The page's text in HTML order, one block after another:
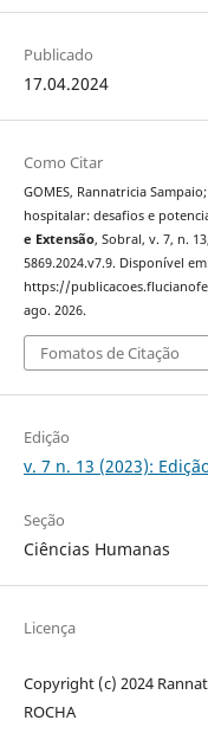
Publicado
17.04.2024
Como Citar
GOMES, Rannatricia
hospitalar: desafios e
e Extensão, Sobral, v. 7, n.
5869.2024.v7.9. Disponível
https://
ago. 2026.
Fomatos de Citação
Edição
v. 7 n. 13 (2023):
Seção
Ciências Humanas
Licença
Copyright (c) 2024
ROCHA